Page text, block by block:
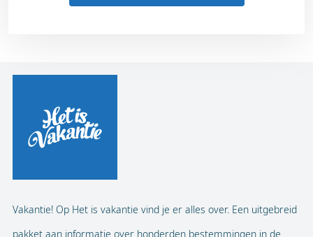
Vakantie! Op Het is vakantie vind je er alles over. Een uitgebreid
pakket aan informatie over honderden bestemmingen in de